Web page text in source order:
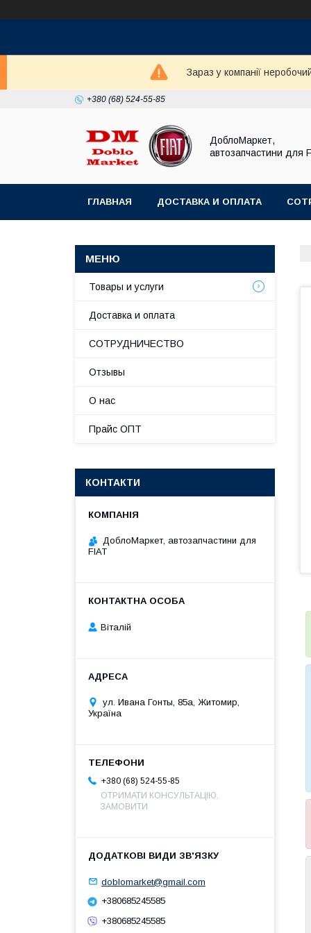
Зараз у компанії
+380 (68) 524-55-85
ДоблоМаркет,
автозапчастини для
ГЛАВНАЯ ДОСТАВКА И ОПЛАТА
Товары и услуги
Доставка и оплата
СОТРУДНИЧЕСТВО
Отзывы
О нас
Прайс ОПТ
КОНТАКТИ
ДоблоМаркет, автозапчастини для
FIAT
Віталій
ул. Ивана Гонты, 85а, Житомир,
Україна
+380 (68) 524-55-85
ОТРИМАТИ КОНСУЛЬТАЦІЮ,
ЗАМОВИТИ
doblomarket@gmail.com
+380685245585
+380685245585